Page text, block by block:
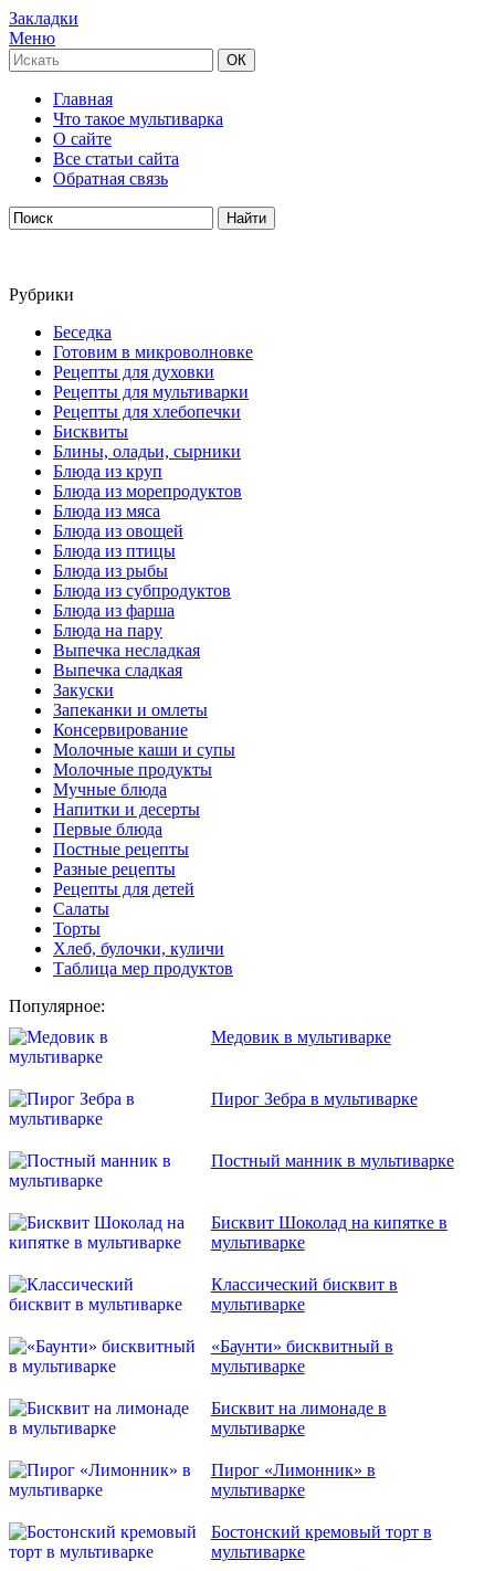
Закладки
Меню
Главная
Что такое мультиварка
О сайте
Все статьи сайта
Обратная связь
Рубрики
Беседка
Готовим в микроволновке
Рецепты для духовки
Рецепты для мультиварки
Рецепты для хлебопечки
Бисквиты
Блины, оладьи, сырники
Блюда из круп
Блюда из морепродуктов
Блюда из мяса
Блюда из овощей
Блюда из птицы
Блюда из рыбы
Блюда из субпродуктов
Блюда из фарша
Блюда на пару
Выпечка несладкая
Выпечка сладкая
Закуски
Запеканки и омлеты
Консервирование
Молочные каши и супы
Молочные продукты
Мучные блюда
Напитки и десерты
Первые блюда
Постные рецепты
Разные рецепты
Рецепты для детей
Салаты
Торты
Хлеб, булочки, куличи
Таблица мер продуктов
Популярное:
Медовик в мультиварке
Пирог Зебра в мультиварке
Постный манник в мультиварке
Бисквит Шоколад на кипятке в
мультиварке
Классический бисквит в
мультиварке
«Баунти» бисквитный в
мультиварке
Бисквит на лимонаде в
мультиварке
Пирог «Лимонник» в
мультиварке
Бостонский кремовый торт в
мультиварке